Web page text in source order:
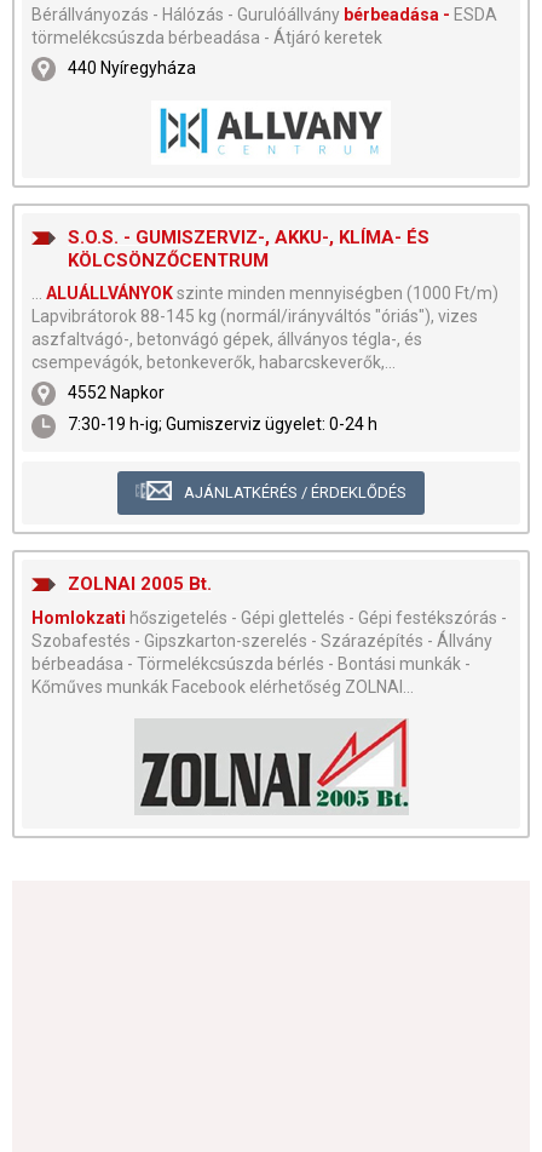
Bérállványozás - Hálózás - Gurulóállvány bérbeadása - ESDA
törmelékcsúszda bérbeadása - Átjáró keretek
440 Nyíregyháza
S.O.S. - GUMISZERVIZ-, AKKU-, KLÍMA- ÉS
KÖLCSÖNZŐCENTRUM
ALUÁLLVÁNYOKszinte minden mennyiségben (1000 Ft/m)
Lapvibrátorok 88-145 kg (normál/irányváltós "óriás"), vizes
aszfaltvágó-, betonvágó gépek, állványos tégla-, és
csempevágók, betonkeverők, habarcskeverők,...
4552 Napkor
7:30-19 h-ig; Gumiszerviz ügyelet: 0-24 h
AJÁNLATKÉRÉS / ÉRDEKLŐDÉS
ZOLNAI 2005 Bt.
Homlokzati hőszigetelés - Gépi glettelés - Gépi festékszórás -
Szobafestés - Gipszkarton-szerelés - Szárazépítés - Állvány
bérbeadása - Törmelékcsúszda bérlés - Bontási munkák -
Kőműves munkák Facebook elérhetőség ZOLNAI...